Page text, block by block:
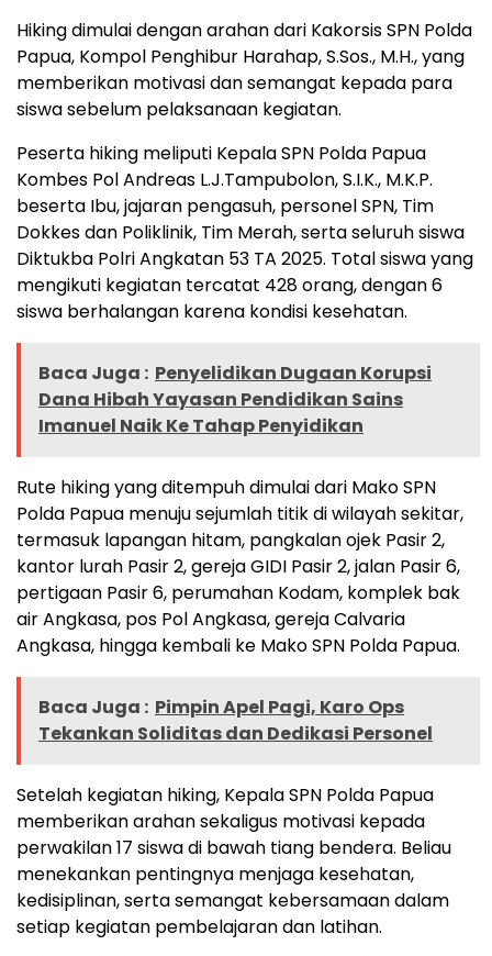
Hiking dimulai dengan arahan dari Kakorsis SPN Polda
Papua, Kompol Penghibur Harahap, S.Sos., M.H., yang
memberikan motivasi dan semangat kepada para
siswa sebelum pelaksanaan kegiatan.
Peserta hiking meliputi Kepala SPN Polda Papua
Kombes Pol Andreas L.J.Tampubolon, S.I.K., M.K.P.
beserta Ibu, jajaran pengasuh, personel SPN, Tim
Dokkes dan Poliklinik, Tim Merah, serta seluruh siswa
Diktukba Polri Angkatan 53 TA 2025. Total siswa yang
mengikuti kegiatan tercatat 428 orang, dengan 6
siswa berhalangan karena kondisi kesehatan.
Baca Juga : Penyelidikan Dugaan Korupsi
Dana Hibah Yayasan Pendidikan Sains
Imanuel Naik Ke Tahap Penyidikan
Rute hiking yang ditempuh dimulai dari Mako SPN
Polda Papua menuju sejumlah titik di wilayah sekitar,
termasuk lapangan hitam, pangkalan ojek Pasir 2,
kantor lurah Pasir 2, gereja GIDI Pasir 2, jalan Pasir 6,
pertigaan Pasir 6, perumahan Kodam, komplek bak
air Angkasa, pos Pol Angkasa, gereja Calvaria
Angkasa, hingga kembali ke Mako SPN Polda Papua.
Baca Juga : Pimpin Apel Pagi, Karo Ops
Tekankan Soliditas dan Dedikasi Personel
Setelah kegiatan hiking, Kepala SPN Polda Papua
memberikan arahan sekaligus motivasi kepada
perwakilan 17 siswa di bawah tiang bendera. Beliau
menekankan pentingnya menjaga kesehatan,
kedisiplinan, serta semangat kebersamaan dalam
setiap kegiatan pembelajaran dan latihan.